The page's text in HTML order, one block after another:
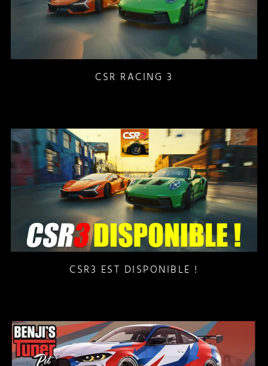
CSR RACING 3
CSR3 EST DISPONIBLE !